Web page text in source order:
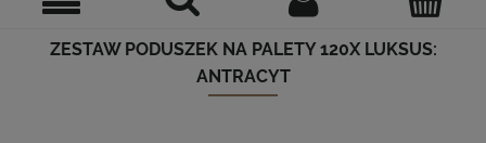
ZESTAW PODUSZEK NA PALETY 120X LUKSUS:
ANTRACYT